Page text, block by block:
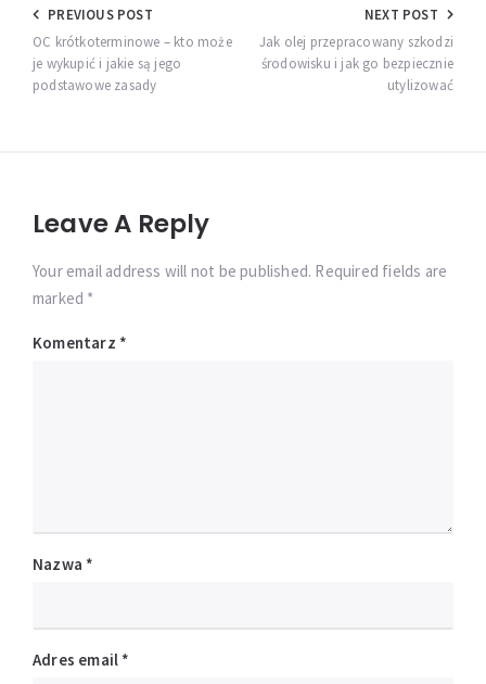
Nawigacja
wpisu
PREVIOUS POST
OC krótkoterminowe – kto może
je wykupić i jakie są jego
podstawowe zasady
NEXT POST
Jak olej przepracowany szkodzi
środowisku i jak go bezpiecznie
utylizować
Leave A Reply
Your email address will not be published. Required fields are
marked *
Komentarz *
Nazwa *
Adres email *